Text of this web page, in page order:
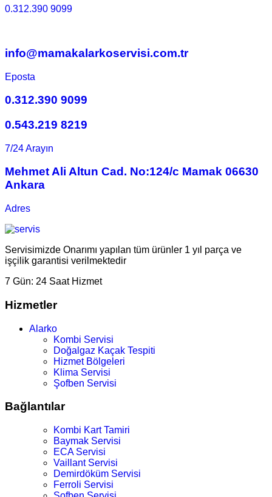
0.312.390 9099
info@mamakalarkoservisi.com.tr
Eposta
0.312.390 9099
0.543.219 8219
7/24 Arayın
Mehmet Ali Altun Cad. No:124/c Mamak 06630
Ankara
Adres
Servisimizde Onarımı yapılan tüm ürünler 1 yıl parça ve
işçilik garantisi verilmektedir
7 Gün: 24 Saat Hizmet
Hizmetler
Alarko
Kombi Servisi
Doğalgaz Kaçak Tespiti
Hizmet Bölgeleri
Klima Servisi
Şofben Servisi
Bağlantılar
Kombi Kart Tamiri
Baymak Servisi
ECA Servisi
Vaillant Servisi
Demirdöküm Servisi
Ferroli Servisi